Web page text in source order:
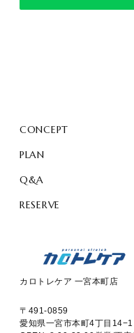
CONCEPT
PLAN
Q&A
RESERVE
カロトレケア 一宮本町店
〒491-0859
愛知県一宮市本町4丁目